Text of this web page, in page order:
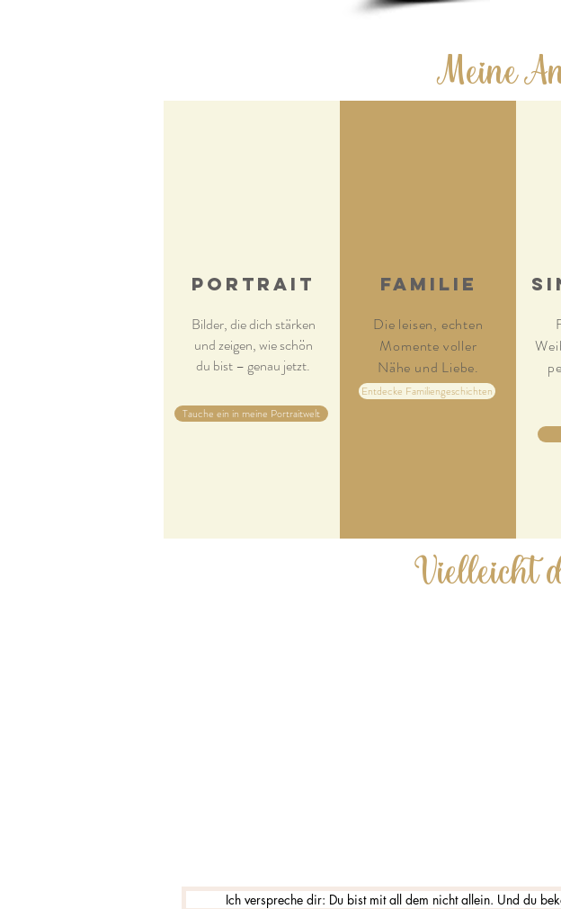
Meine
Portrait
Bilder, die dich stärken
und zeigen, wie schön
du bist – genau jetzt.
Tauche ein in meine Portraitwelt
Familie
Die leisen, echten
Momente voller
Nähe und Liebe.
Entdecke Familiengeschichten
Vielleicht
Ich verspreche dir: Du bist mit all dem nicht allein. Und du